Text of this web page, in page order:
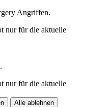
Angriffen.
nur für die aktuelle
nur für die aktuelle
Alle ablehnen